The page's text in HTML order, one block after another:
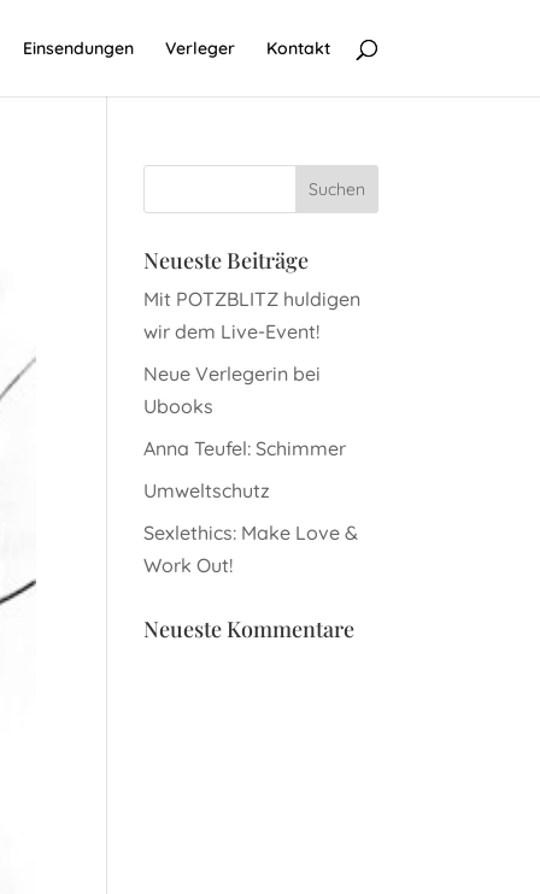
Einsendungen Verleger Kontakt
Neueste Beiträge
Mit POTZBLITZ huldigen
wir dem Live-Event!
Neue Verlegerin bei
Ubooks
Anna Teufel: Schimmer
Umweltschutz
Sexlethics: Make Love &
Work Out!
Neueste Kommentare